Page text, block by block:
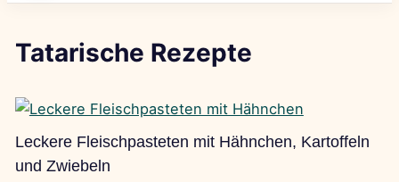
Tatarische Rezepte
Leckere Fleischpasteten mit Hähnchen, Kartoffeln
und Zwiebeln